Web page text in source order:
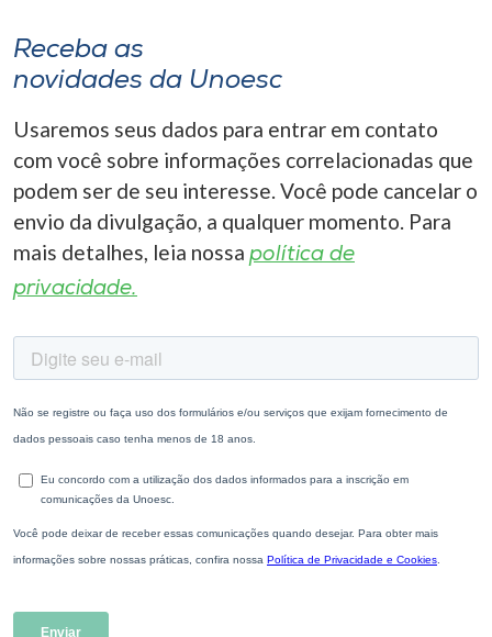
Receba as
novidades da Unoesc
Usaremos seus dados para entrar em contato
com você sobre informações correlacionadas que
podem ser de seu interesse. Você pode cancelar o
envio da divulgação, a qualquer momento. Para
mais detalhes, leia nossa política de
privacidade.